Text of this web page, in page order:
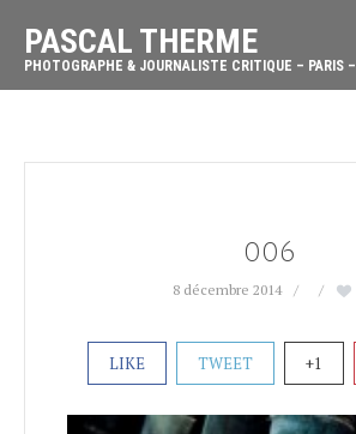
PASCAL THERME
PHOTOGRAPHE & JOURNALISTE CRITIQUE – PARIS –
006
8 décembre 2014
LIKE TWEET +1